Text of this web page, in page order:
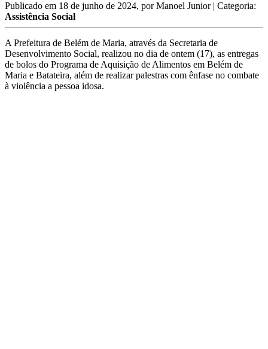
Publicado em 18 de junho de 2024, porManoel Junior | Categoria:
Assistência Social
A Prefeitura de Belém de Maria, através da Secretaria de
Desenvolvimento Social, realizou no dia de ontem (17), as entregas
de bolos do Programa de Aquisição de Alimentos em Belém de
Maria e Batateira, além de realizar palestras com ênfase no combate
à violência a pessoa idosa.